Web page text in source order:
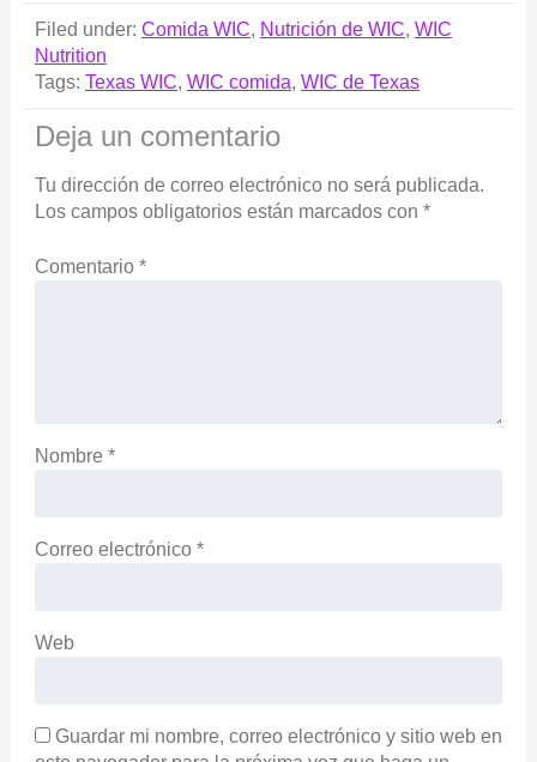
Filed under: Comida WIC, Nutrición de WIC, WIC
Nutrition
Tags: Texas WIC, WIC comida, WIC de Texas
Deja un comentario
Tu dirección de correo electrónico no será publicada.
Los campos obligatorios están marcados con *
Comentario *
Nombre *
Correo electrónico *
Web
Guardar mi nombre, correo electrónico y sitio web en